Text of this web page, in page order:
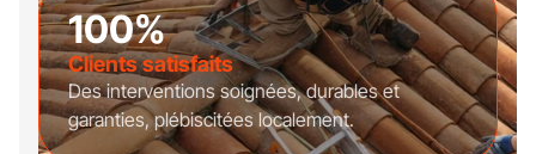
100%
Clients satisfaits
Des interventions soignées, durables et
garanties, plébiscitées localement.